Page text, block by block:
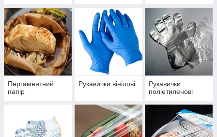
Пергаментний
папір
Рукавички вінілові
Рукавички
поліетиленові